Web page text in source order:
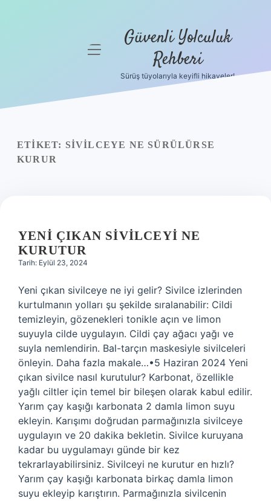
Yasal Uyarı
menüyü Güvenli Yolculuk
Rehberi
Sürüş tüyolarıyla keyifli hikayeler!
ETIKET: SIVILCEYE NE SÜRÜLÜRSE
KURUR
YENI ÇIKAN SIVILCEYI NE
KURUTUR
Tarih: Eylül 23, 2024
Yeni çıkan sivilceye ne iyi gelir? Sivilce izlerinden
kurtulmanın yolları şu şekilde sıralanabilir: Cildi
temizleyin, gözenekleri tonikle açın ve limon
suyuyla cilde uygulayın. Cildi çay ağacı yağı ve
suyla nemlendirin. Bal-tarçın maskesiyle sivilceleri
önleyin. Daha fazla makale…•5 Haziran 2024 Yeni
çıkan sivilce nasıl kurutulur? Karbonat, özellikle
yağlı ciltler için temel bir bileşen olarak kabul edilir.
Yarım çay kaşığı karbonata 2 damla limon suyu
ekleyin. Karışımı doğrudan parmağınızla sivilceye
uygulayın ve 20 dakika bekletin. Sivilce kuruyana
kadar bu uygulamayı günde bir kez
tekrarlayabilirsiniz. Sivilceyi ne kurutur en hızlı?
Yarım çay kaşığı karbonata birkaç damla limon
suyu ekleyip karıştırın. Parmağınızla sivilcenin